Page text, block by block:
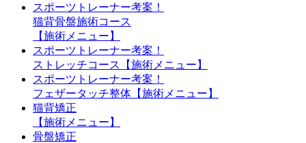
スポーツトレーナー考案！
猫背骨盤施術コース
【施術メニュー】
スポーツトレーナー考案！
ストレッチコース【施術メニュー】
スポーツトレーナー考案！
フェザータッチ整体【施術メニュー】
猫背矯正
【施術メニュー】
骨盤矯正